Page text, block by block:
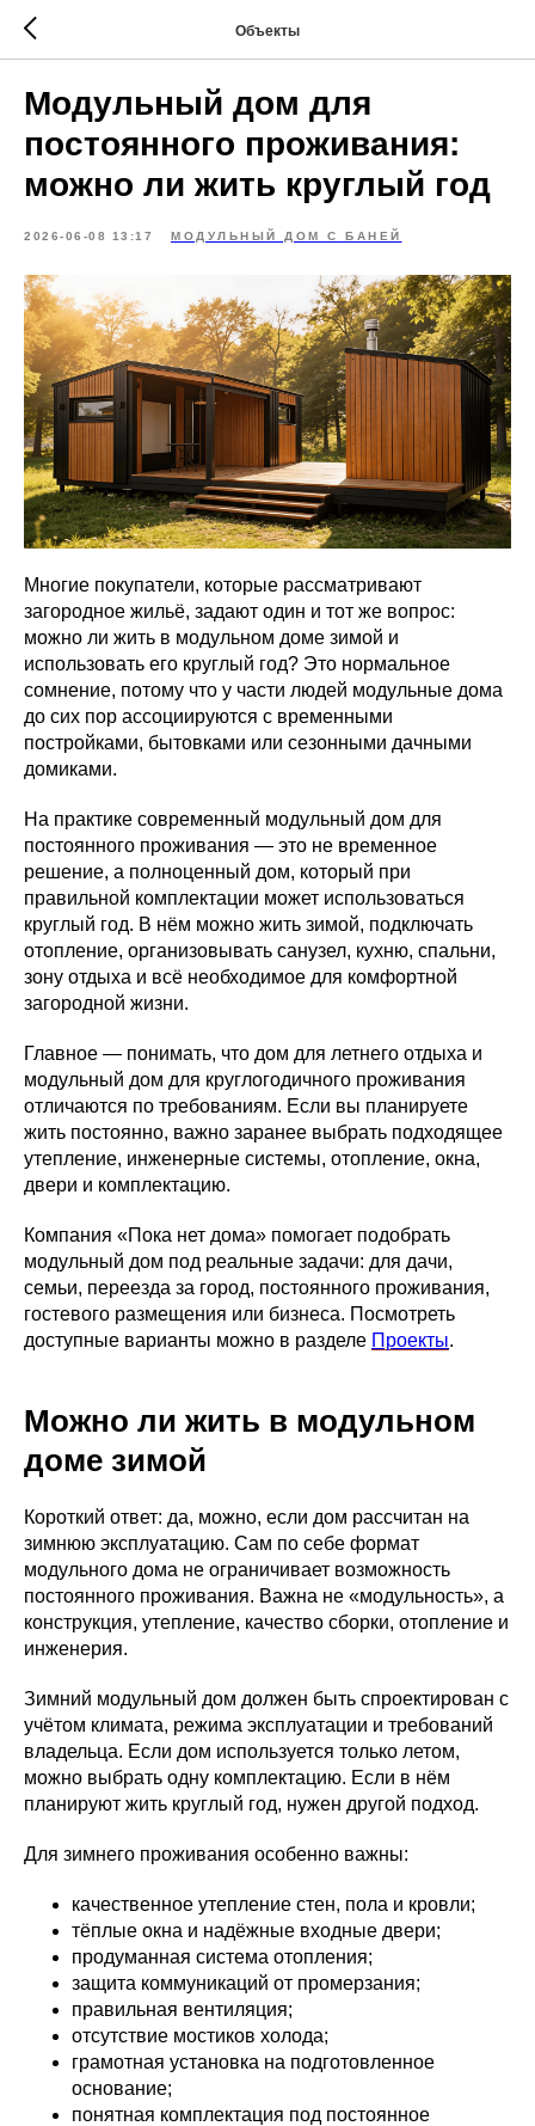
Объекты
Модульный дом для
постоянного проживания:
можно ли жить круглый год
2026-06-08 13:17 МОДУЛЬНЫЙ ДОМ С БАНЕЙ
Многие покупатели, которые рассматривают
загородное жильё, задают один и тот же вопрос:
можно ли жить в модульном доме зимой и
использовать его круглый год? Это нормальное
сомнение, потому что у части людей модульные дома
до сих пор ассоциируются с временными
постройками, бытовками или сезонными дачными
домиками.
На практике современный модульный дом для
постоянного проживания — это не временное
решение, а полноценный дом, который при
правильной комплектации может использоваться
круглый год. В нём можно жить зимой, подключать
отопление, организовывать санузел, кухню, спальни,
зону отдыха и всё необходимое для комфортной
загородной жизни.
Главное — понимать, что дом для летнего отдыха и
модульный дом для круглогодичного проживания
отличаются по требованиям. Если вы планируете
жить постоянно, важно заранее выбрать подходящее
утепление, инженерные системы, отопление, окна,
двери и комплектацию.
Компания «Пока нет дома» помогает подобрать
модульный дом под реальные задачи: для дачи,
семьи, переезда за город, постоянного проживания,
гостевого размещения или бизнеса. Посмотреть
доступные варианты можно в разделе Проекты.
Можно ли жить в модульном
доме зимой
Короткий ответ: да, можно, если дом рассчитан на
зимнюю эксплуатацию. Сам по себе формат
модульного дома не ограничивает возможность
постоянного проживания. Важна не «модульность», а
конструкция, утепление, качество сборки, отопление и
инженерия.
Зимний модульный дом должен быть спроектирован с
учётом климата, режима эксплуатации и требований
владельца. Если дом используется только летом,
можно выбрать одну комплектацию. Если в нём
планируют жить круглый год, нужен другой подход.
Для зимнего проживания особенно важны:
качественное утепление стен, пола и кровли;
тёплые окна и надёжные входные двери;
продуманная система отопления;
защита коммуникаций от промерзания;
правильная вентиляция;
отсутствие мостиков холода;
грамотная установка на подготовленное
основание;
понятная комплектация под постоянное